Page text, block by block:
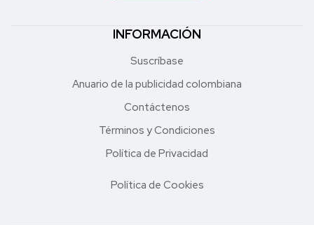
INFORMACIÓN
Suscríbase
Anuario de la publicidad colombiana
Contáctenos
Términos y Condiciones
Política de Privacidad
Política de Cookies